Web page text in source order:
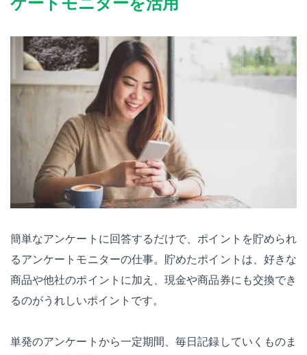
簡単なアンケートに回答するだけで、ポイントを貯められ
るアンケートモニターの仕事。貯めたポイントは、好きな
商品や他社のポイントに加え、現金や商品券にも交換でき
るのがうれしいポイントです。
単発のアンケートから一定期間、毎日記録していくものま